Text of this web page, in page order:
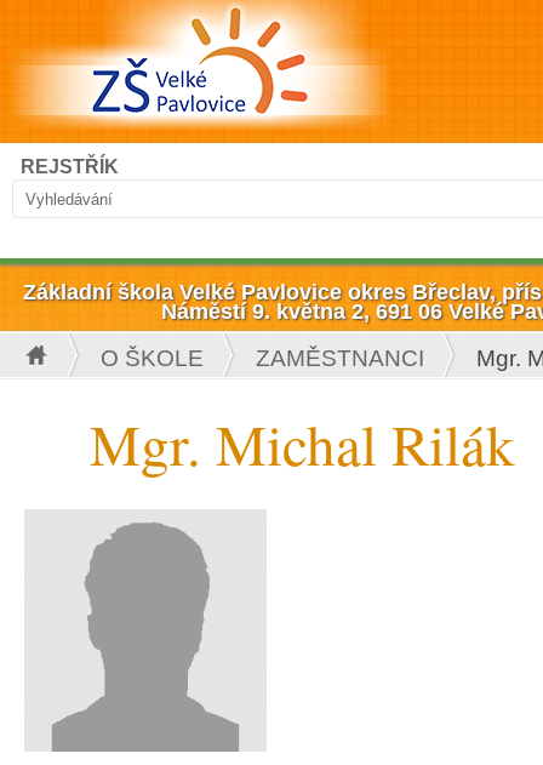
Přejít k hlavnímu obsahu
Vyhledávání
Hledat
REJSTŘÍK
Základní škola Velké Pavlovice okres Břeclav,
Náměstí 9. května 2, 691 06 Velké
Jste zde
O ŠKOLE ZAMĚSTNANCI Mgr.
Mgr. Michal Rilák